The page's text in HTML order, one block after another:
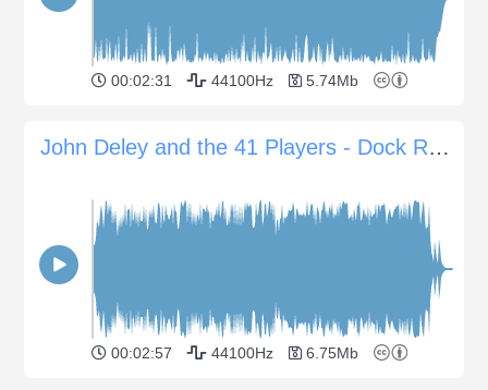
00:02:31 44100Hz 5.74Mb
John Deley and the 41 Players - Dock Rock
00:02:57 44100Hz 6.75Mb